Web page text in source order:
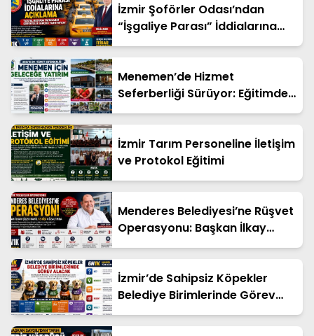
İzmir Şoförler Odası’ndan
“İşgaliye Parası” İddialarına
Açıklama
Menemen’de Hizmet
Seferberliği Sürüyor: Eğitimden
Tarıma, Kültürden Altyapıya
İzmir Tarım Personeline İletişim
ve Protokol Eğitimi
Menderes Belediyesi’ne Rüşvet
Operasyonu: Başkan İlkay
Çiçek Dahil 13 Kişi Gözaltında
İzmir’de Sahipsiz Köpekler
Belediye Birimlerinde Görev
Alacak